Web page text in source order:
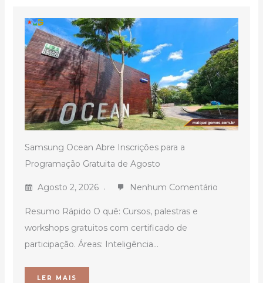
Samsung Ocean Abre Inscrições para a
Programação Gratuita de Agosto
Agosto 2, 2026 Nenhum Comentário
Resumo Rápido O quê: Cursos, palestras e
workshops gratuitos com certificado de
participação. Áreas: Inteligência...
LER MAIS